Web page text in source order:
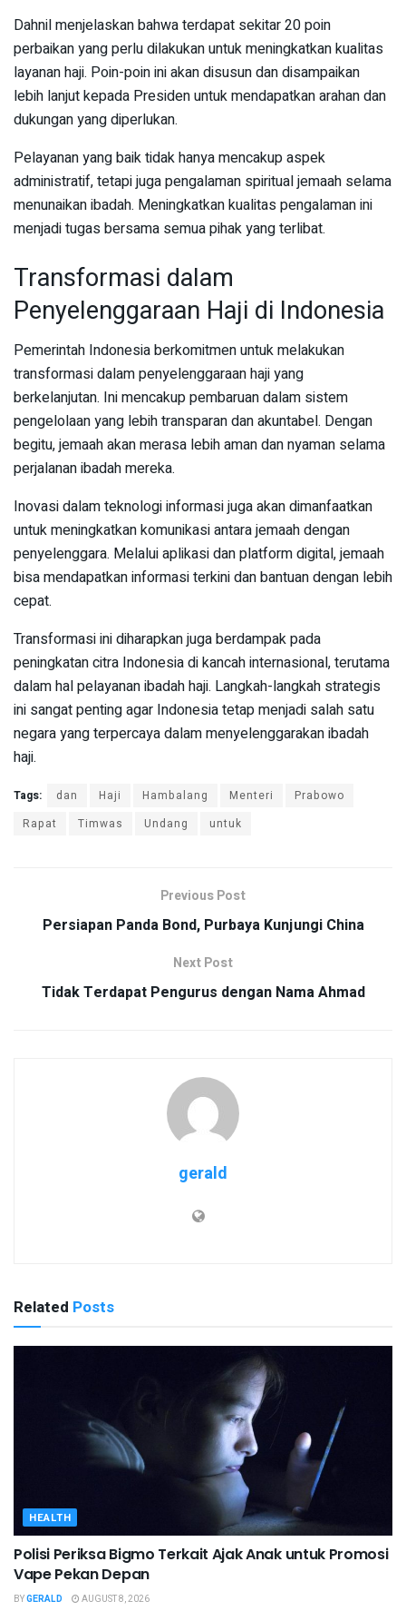
Dahnil menjelaskan bahwa terdapat sekitar 20 poin
perbaikan yang perlu dilakukan untuk meningkatkan kualitas
layanan haji. Poin-poin ini akan disusun dan disampaikan
lebih lanjut kepada Presiden untuk mendapatkan arahan dan
dukungan yang diperlukan.
Pelayanan yang baik tidak hanya mencakup aspek
administratif, tetapi juga pengalaman spiritual jemaah selama
menunaikan ibadah. Meningkatkan kualitas pengalaman ini
menjadi tugas bersama semua pihak yang terlibat.
Transformasi dalam
Penyelenggaraan Haji di Indonesia
Pemerintah Indonesia berkomitmen untuk melakukan
transformasi dalam penyelenggaraan haji yang
berkelanjutan. Ini mencakup pembaruan dalam sistem
pengelolaan yang lebih transparan dan akuntabel. Dengan
begitu, jemaah akan merasa lebih aman dan nyaman selama
perjalanan ibadah mereka.
Inovasi dalam teknologi informasi juga akan dimanfaatkan
untuk meningkatkan komunikasi antara jemaah dengan
penyelenggara. Melalui aplikasi dan platform digital, jemaah
bisa mendapatkan informasi terkini dan bantuan dengan lebih
cepat.
Transformasi ini diharapkan juga berdampak pada
peningkatan citra Indonesia di kancah internasional, terutama
dalam hal pelayanan ibadah haji. Langkah-langkah strategis
ini sangat penting agar Indonesia tetap menjadi salah satu
negara yang terpercaya dalam menyelenggarakan ibadah
haji.
Tags: dan Haji Hambalang Menteri
Prabowo
Rapat
Timwas Undang untuk
Previous Post
Persiapan Panda Bond, Purbaya Kunjungi China
Next Post
Tidak Terdapat Pengurus dengan Nama Ahmad
gerald
Related Posts
HEALTH
Polisi Periksa Bigmo Terkait Ajak Anak untuk Promosi
Vape Pekan Depan
BYGERALD AUGUST 8, 2026